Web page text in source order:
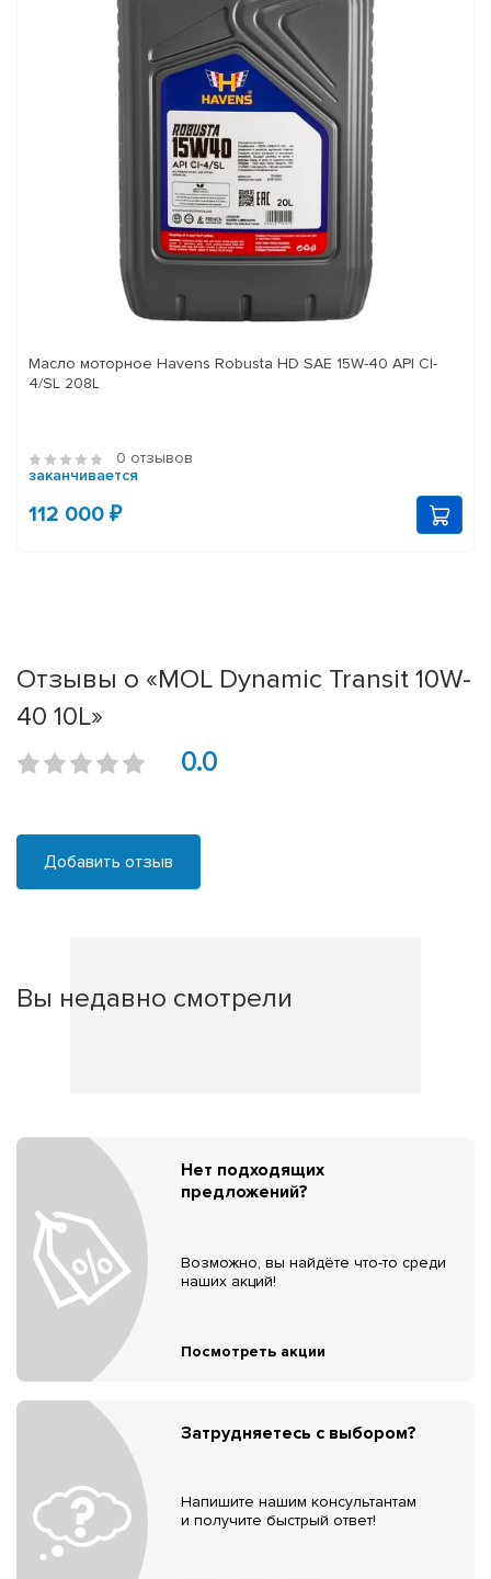
Масло моторное Havens Robusta HD SAE 15W-40 API CI-
4/SL 208L
0 отзывов
заканчивается
112 000 ₽
Отзывы о «MOL Dynamic Transit 10W-
40 10L»
0.0
Добавить отзыв
Вы недавно смотрели
Нет подходящих
предложений?
Возможно, вы найдёте что-то среди
наших акций!
Посмотреть акции
Затрудняетесь с выбором?
Напишите нашим консультантам
и получите быстрый ответ!